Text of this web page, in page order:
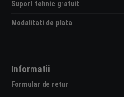
Suport tehnic gratuit
Modalitati de plata
Informatii
Formular de retur